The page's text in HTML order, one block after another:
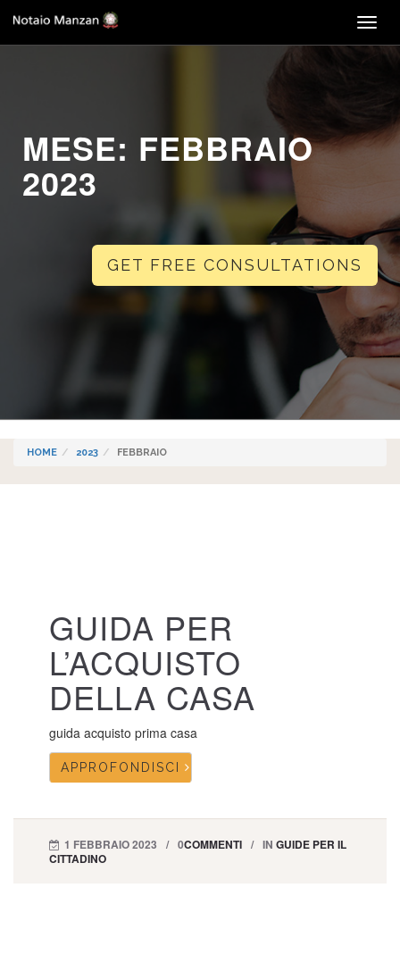
MESE: FEBBRAIO
2023
GET FREE CONSULTATIONS
HOME 2023 FEBBRAIO
GUIDA PER
L’ACQUISTO
DELLA CASA
guida acquisto prima casa
APPROFONDISCI
1 FEBBRAIO 2023 0COMMENTI IN GUIDE PER IL
CITTADINO